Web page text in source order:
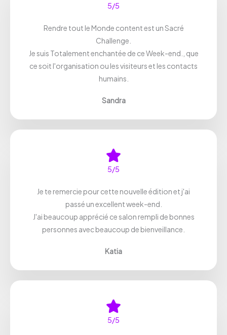
5/5
Rendre tout le Monde content est un Sacré
Challenge.
Je suis Totalement enchantée de ce Week-end., que
ce soit l'organisation ou les visiteurs et les contacts
humains.
Sandra
5/5
Je te remercie pour cette nouvelle édition et j'ai
passé un excellent week-end.
J'ai beaucoup apprécié ce salon rempli de bonnes
personnes avec beaucoup de bienveillance.
Katia
5/5